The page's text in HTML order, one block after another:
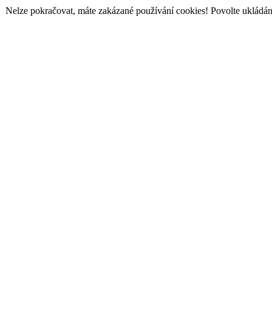
Nelze pokračovat, máte zakázané používání cookies! Povolte